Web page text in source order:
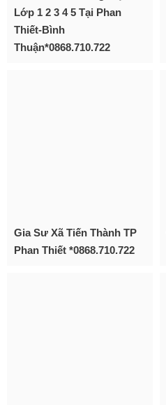
Lớp 1 2 3 4 5 Tại Phan
Thiết-Bình
Thuận*0868.710.722
Gia Sư Xã Tiến Thành TP
Phan Thiết *0868.710.722